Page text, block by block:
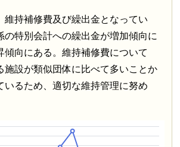
維持補修費及び繰出金となってい
の特別会計への繰出金が増加傾向に
傾向にある。維持補修費について
施設が類似団体に比べて多いことか
いるため、適切な維持管理に努め